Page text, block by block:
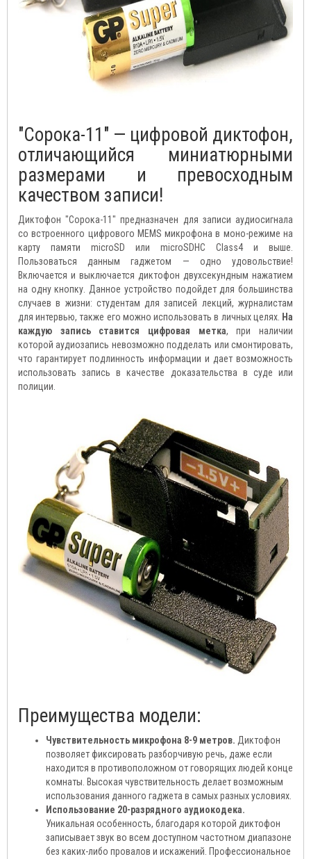
"Сорока-11" — цифровой диктофон,
отличающийся миниатюрными
размерами и превосходным
качеством записи!
Диктофон "Сорока-11" предназначен для записи аудиосигнала
со встроенного цифрового MEMS микрофона в моно-режиме на
карту памяти microSD или microSDHC Class4 и выше.
Пользоваться данным гаджетом — одно удовольствие!
Включается и выключается диктофон двухсекундным нажатием
на одну кнопку. Данное устройство подойдет для большинства
случаев в жизни: студентам для записей лекций, журналистам
для интервью, также его можно использовать в личных целях. На
каждую запись ставится цифровая метка, при наличии
которой аудиозапись невозможно подделать или смонтировать,
что гарантирует подлинность информации и дает возможность
использовать запись в качестве доказательства в суде или
полиции.
Преимущества модели:
Чувствительность микрофона 8-9 метров. Диктофон
позволяет фиксировать разборчивую речь, даже если
находится в противоположном от говорящих людей конце
комнаты. Высокая чувствительность делает возможным
использования данного гаджета в самых разных условиях.
Использование 20-разрядного аудиокодека.
Уникальная особенность, благодаря которой диктофон
записывает звук во всем доступном частотном диапазоне
без каких-либо провалов и искажений. Профессиональное